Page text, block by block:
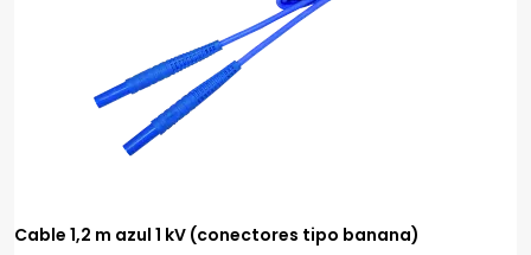
Cable 1,2 m azul 1 kV (conectores tipo banana)